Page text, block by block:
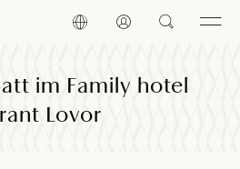
im Family hotel
Lovor